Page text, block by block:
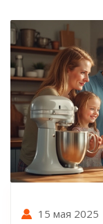
15 мая 2025